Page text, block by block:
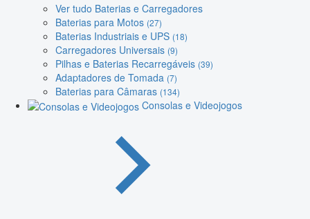
Ver tudo Baterias e Carregadores
Baterias para Motos (27)
Baterias Industriais e UPS (18)
Carregadores Universais (9)
Pilhas e Baterias Recarregáveis (39)
Adaptadores de Tomada (7)
Baterias para Câmaras (134)
Consolas e Videojogos